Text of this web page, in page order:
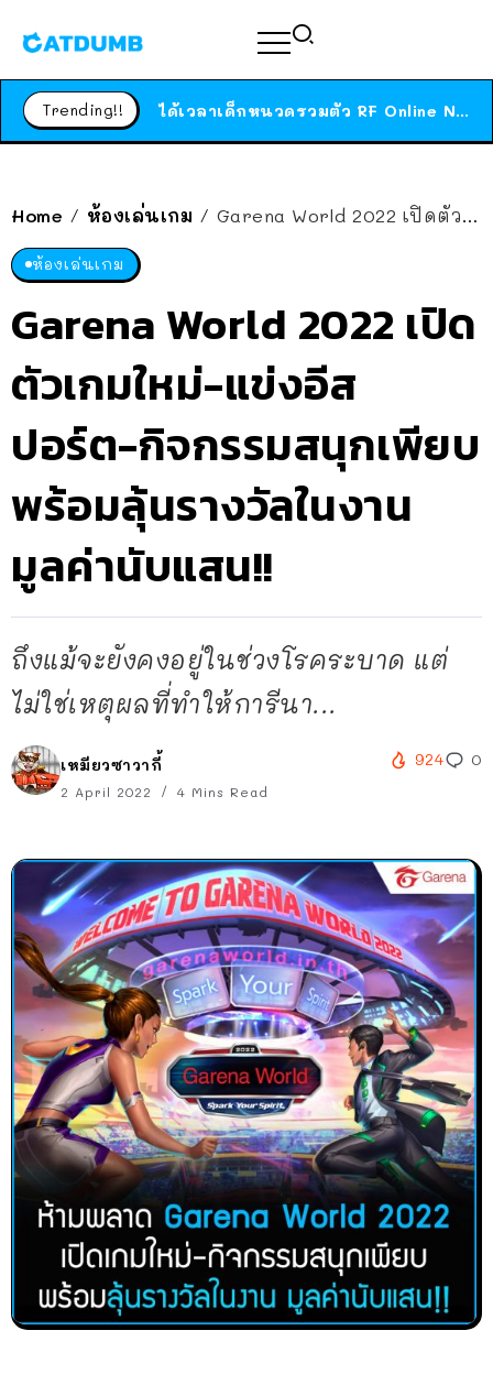
Trending!! ได้เวลาเด็กหนวดรวมตัว RF Online Next เปิดให้เล่นแล้ว เกม Sci-Fi MMORPG ระดับตำนาน เล่นได้ทั้งมือถือและ PC
Home / ห้องเล่นเกม / Garena World 2022 เปิดตัวเกมใหม่-แข่งอีสปอร์ต-กิจกรรมสนุกเพียบ พร้อมลุ้นรางวัลในงาน มูลค่านับแสน!!
ห้องเล่นเกม
Garena World 2022 เปิด
ตัวเกมใหม่-แข่งอีส
ปอร์ต-กิจกรรมสนุกเพียบ
พร้อมลุ้นรางวัลในงาน
มูลค่านับแสน!!
ถึงแม้จะยังคงอยู่ในช่วงโรคระบาด แต่
ไม่ใช่เหตุผลที่ทำให้การีนา...
เหมียวซาวากี้
2 April 2022 4 Mins Read
924 0